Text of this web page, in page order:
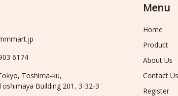
6174
Toshima-ku,
Building 201, 3-32-3
Menu
Home
Product
About Us
Contact Us
Register